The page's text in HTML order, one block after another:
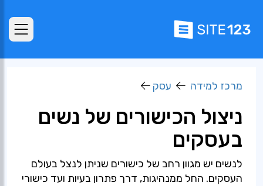
מרכז למידה עסק
ניצול הכישורים של נשים
בעסקים
לנשים יש מגוון רחב של כישורים שניתן לנצל בעולם
העסקים. החל ממנהיגות, דרך פתרון בעיות ועד כישורי